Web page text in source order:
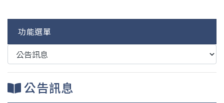
功能選單
公告訊息